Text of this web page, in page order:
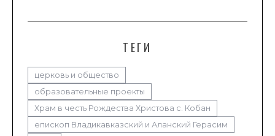
ТЕГИ
церковь и общество
образовательные проекты
Храм в честь Рождества Христова с. Кобан
епископ Владикавказский и Аланский Герасим